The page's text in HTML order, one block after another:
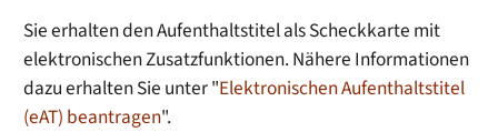
Sie erhalten den Aufenthaltstitel als Scheckkarte mit
elektronischen Zusatzfunktionen. Nähere Informationen
dazu erhalten Sie unter "Elektronischen Aufenthaltstitel
(eAT) beantragen".